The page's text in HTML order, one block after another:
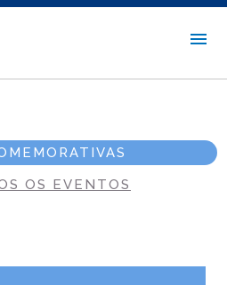
OS EVENTOS